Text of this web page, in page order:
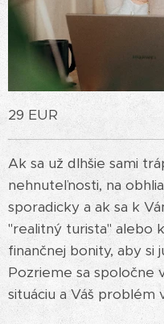
29 EUR
Ak sa už dlhšie sami
nehnuteľnosti, na
sporadicky a ak sa k
"realitný turista" alebo
finančnej bonity, aby si
Pozrieme sa spoločne
situáciu a Váš problém